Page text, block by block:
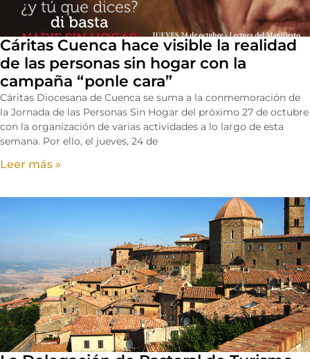
Cáritas Cuenca hace visible la realidad
de las personas sin hogar con la
campaña “ponle cara”
Cáritas Diocesana de Cuenca se suma a la conmemoración de
la Jornada de las Personas Sin Hogar del próximo 27 de octubre
con la organización de varias actividades a lo largo de esta
semana. Por ello, el jueves, 24 de
Leer más »